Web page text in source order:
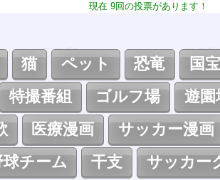
現在 9回の投票があります！
猫 ペット 恐竜 国
特撮番組 ゴルフ場 遊園
医療漫画 サッカー漫画
チーム 干支 サッカー